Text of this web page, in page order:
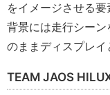
をイメージさせる要
背景には走行シー
のままディスプレイ
TEAM JAOS